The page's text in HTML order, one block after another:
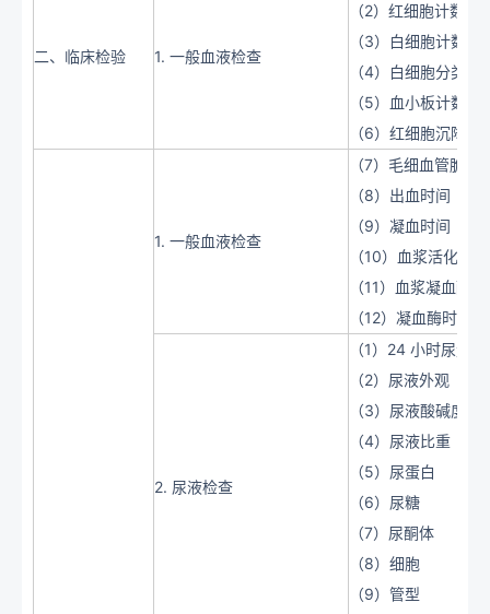
二、临床检验 1. 一般血液检查
（2）红细胞计数
（3）白细胞计数
（4）白细胞分类计
（5）血小板计数
（6）红细胞沉降率
1. 一般血液检查
（7）毛细血管脆性
（8）出血时间
（9）凝血时间
（10）血浆活化部
（11）血浆凝血酶
（12）凝血酶时间
2. 尿液检查
（1）24 小时尿量
（2）尿液外观
（3）尿液酸碱度
（4）尿液比重
（5）尿蛋白
（6）尿糖
（7）尿酮体
（8）细胞
（9）管型